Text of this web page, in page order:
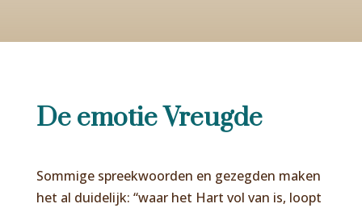
De emotie Vreugde
Sommige spreekwoorden en gezegden maken
het al duidelijk: “waar het Hart vol van is, loopt